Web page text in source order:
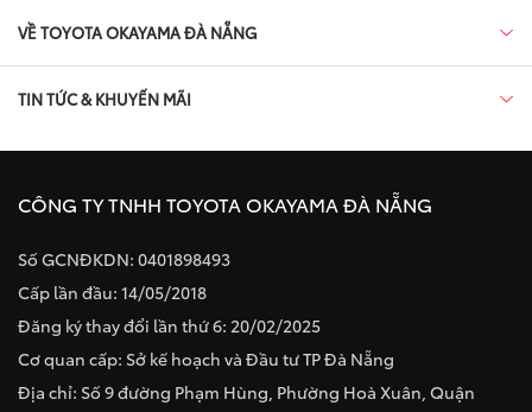
VỀ TOYOTA OKAYAMA ĐÀ NẴNG
TIN TỨC & KHUYẾN MÃI
CÔNG TY TNHH TOYOTA OKAYAMA ĐÀ NẴNG
Số GCNĐKDN: 0401898493
Cấp lần đầu: 14/05/2018
Đăng ký thay đổi lần thứ 6: 20/02/2025
Cơ quan cấp: Sở kế hoạch và Đầu tư TP Đà Nẵng
Địa chỉ: Số 9 đường Phạm Hùng, Phường Hoà Xuân, Quận